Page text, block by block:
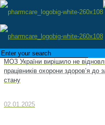
МОЗ України вирішило не
працівників охорони здоров’я до
стану
02.01.2025